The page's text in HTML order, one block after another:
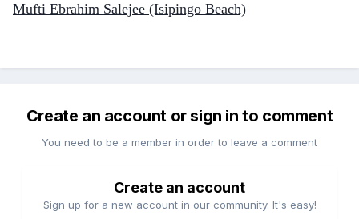
Mufti Ebrahim Salejee (Isipingo Beach)
Create an account or sign in to comment
You need to be a member in order to leave a comment
Create an account
Sign up for a new account in our community. It's easy!